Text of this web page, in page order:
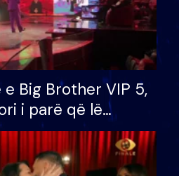
e Big Brother VIP 5,
i parë që lë
mundësinë për
e madh